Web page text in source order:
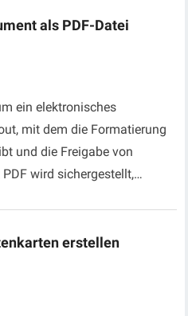
als PDF-Datei
ein elektronisches
mit dem die Formatierung
und die Freigabe von
wird sichergestellt,…
erstellen